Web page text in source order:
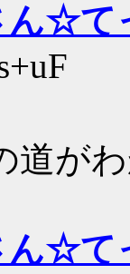
ん☆て
道が
ん☆て